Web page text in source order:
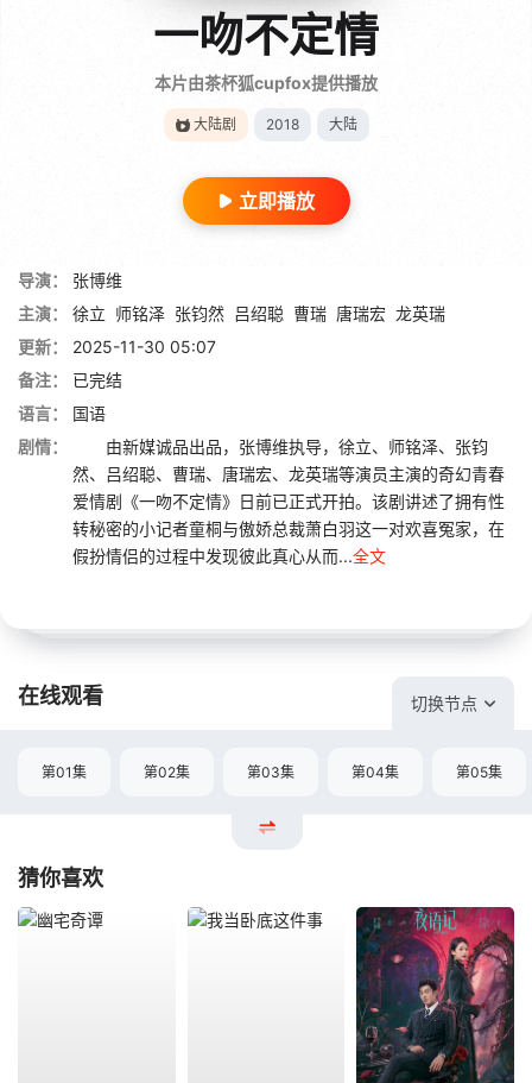
一吻不定情
本片由茶杯狐cupfox提供播放
大陆剧 2018 大陆
立即播放
导演：
张博维
主演：
徐立 师铭泽 张钧然 吕绍聪 曹瑞 唐瑞宏 龙英瑞
更新：
2025-11-30 05:07
备注：
已完结
语言：
国语
剧情：
由新媒诚品出品，张博维执导，徐立、师铭泽、张钧
然、吕绍聪、曹瑞、唐瑞宏、龙英瑞等演员主演的奇幻青春
爱情剧《一吻不定情》日前已正式开拍。该剧讲述了拥有性
转秘密的小记者童桐与傲娇总裁萧白羽这一对欢喜冤家，在
假扮情侣的过程中发现彼此真心从而...全文
在线观看 切换节点
第01集 第02集 第03集 第04集 第05集
猜你喜欢